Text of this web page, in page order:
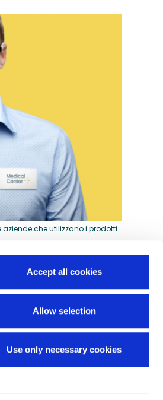
Accept all cookies
Allow selection
Use only necessary cookies
che utilizzano i prodotti
per ordini speciali
frequenti
sito